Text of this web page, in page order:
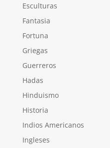
Esculturas
Fantasia
Fortuna
Griegas
Guerreros
Hadas
Hinduismo
Historia
Indios Americanos
Ingleses